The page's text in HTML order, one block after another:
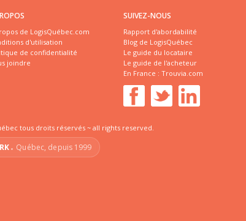
de LogisQuébec.com
d'utilisation
de confidentialité
joindre
SUIVEZ-NOUS
Rapport d'abordabilité
Blog de LogisQuébec
Le guide du locataire
Le guide de l'acheteur
En France : Trouvia.com
tous droits réservés ~ all rights reserved.
Québec, depuis 1999